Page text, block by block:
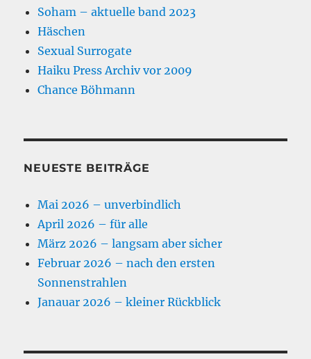
Soham – aktuelle band 2023
Häschen
Sexual Surrogate
Haiku Press Archiv vor 2009
Chance Böhmann
NEUESTE BEITRÄGE
Mai 2026 – unverbindlich
April 2026 – für alle
März 2026 – langsam aber sicher
Februar 2026 – nach den ersten
Sonnenstrahlen
Janauar 2026 – kleiner Rückblick